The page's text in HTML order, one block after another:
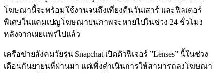
โฆษณานี้จะพร้อมใช้งานจนถึงเที่ยงคืนวันเสาร์ และฟิลเตอร์
พิเศษในแคมเปญโฆษณาบนภาพจะหายไปในช่วง 24 ชั่วโมง
หลังจากเผยแพร่ไปแล้ว
เครือข่ายสังคมวัยรุ่น Snapchat เปิดตัวฟีเจอร์ ”Lenses” นี้ในช่วง
เดือนกันยายนที่ผ่านมา แต่เพิ่งดำเนินการให้สามารถลงโฆษณา